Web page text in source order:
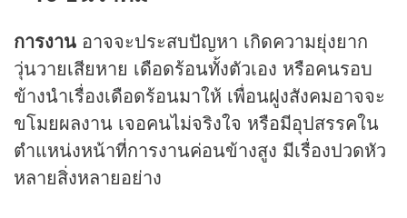
การงาน อาจจะประสบปัญหา เกิดความยุ่งยาก
วุ่นวายเสียหาย เดือดร้อนทั้งตัวเอง หรือคนรอบ
ข้างนำเรื่องเดือดร้อนมาให้ เพื่อนฝูงสังคมอาจจะ
ขโมยผลงาน เจอคนไม่จริงใจ หรือมีอุปสรรคใน
ตำแหน่งหน้าที่การงานค่อนข้างสูง มีเรื่องปวดหัว
หลายสิ่งหลายอย่าง